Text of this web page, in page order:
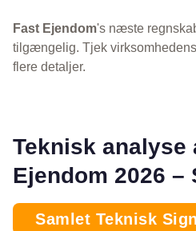
Fast Ejendom's næste
tilgængelig. Tjek
flere detaljer.
Teknisk analyse
Ejendom 2026 –
Samlet Teknisk